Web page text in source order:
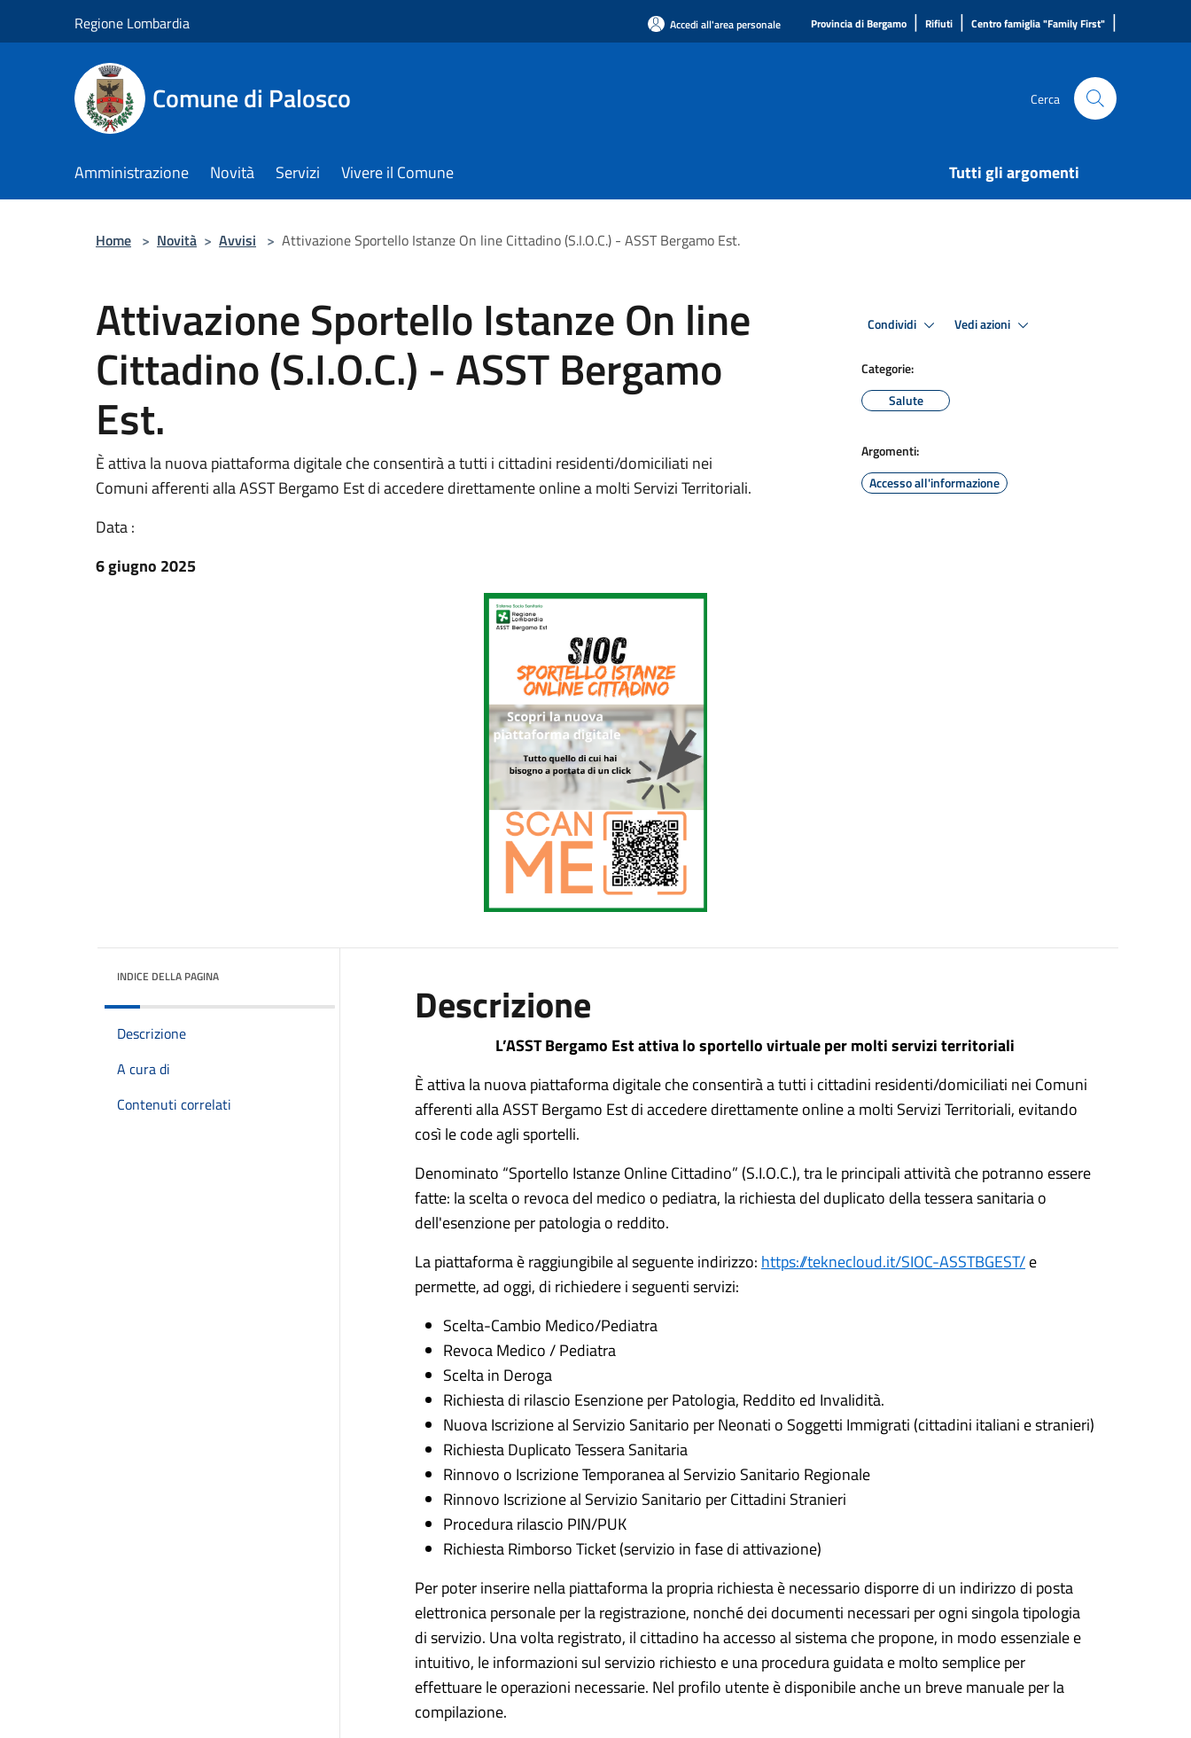
Regione Lombardia Accedi all'area personale Provincia di Bergamo | Rifiuti | Centro famiglia "Family First" |
Comune di Palosco Cerca
Amministrazione Novità Servizi Vivere il Comune Tutti gli argomenti
Home > Novità > Avvisi > Attivazione Sportello Istanze On line Cittadino (S.I.O.C.) - ASST Bergamo Est.
Attivazione Sportello Istanze On line
Cittadino (S.I.O.C.) - ASST Bergamo
Est.
È attiva la nuova piattaforma digitale che consentirà a tutti i cittadini residenti/domiciliati nei
Comuni afferenti alla ASST Bergamo Est di accedere direttamente online a molti Servizi Territoriali.
Data :
6 giugno 2025
Condividi Vedi azioni
Categorie:
Salute
Argomenti:
Accesso all'informazione
INDICE DELLA PAGINA
Descrizione
A cura di
Contenuti correlati
Descrizione
L’ASST Bergamo Est attiva lo sportello virtuale per molti servizi territoriali
È attiva la nuova piattaforma digitale che consentirà a tutti i cittadini residenti/domiciliati nei Comuni
afferenti alla ASST Bergamo Est di accedere direttamente online a molti Servizi Territoriali, evitando
così le code agli sportelli.
Denominato “Sportello Istanze Online Cittadino” (S.I.O.C.), tra le principali attività che potranno essere
fatte: la scelta o revoca del medico o pediatra, la richiesta del duplicato della tessera sanitaria o
dell'esenzione per patologia o reddito.
La piattaforma è raggiungibile al seguente indirizzo: https://teknecloud.it/SIOC-ASSTBGEST/e
permette, ad oggi, di richiedere i seguenti servizi:
Scelta-Cambio Medico/Pediatra
Revoca Medico / Pediatra
Scelta in Deroga
Richiesta di rilascio Esenzione per Patologia, Reddito ed Invalidità.
Nuova Iscrizione al Servizio Sanitario per Neonati o Soggetti Immigrati (cittadini italiani e stranieri)
Richiesta Duplicato Tessera Sanitaria
Rinnovo o Iscrizione Temporanea al Servizio Sanitario Regionale
Rinnovo Iscrizione al Servizio Sanitario per Cittadini Stranieri
Procedura rilascio PIN/PUK
Richiesta Rimborso Ticket (servizio in fase di attivazione)
Per poter inserire nella piattaforma la propria richiesta è necessario disporre di un indirizzo di posta
elettronica personale per la registrazione, nonché dei documenti necessari per ogni singola tipologia
di servizio. Una volta registrato, il cittadino ha accesso al sistema che propone, in modo essenziale e
intuitivo, le informazioni sul servizio richiesto e una procedura guidata e molto semplice per
effettuare le operazioni necessarie. Nel profilo utente è disponibile anche un breve manuale per la
compilazione.